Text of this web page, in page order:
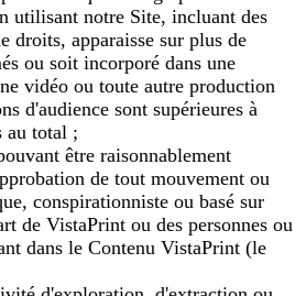
utilisant notre Site, incluant des
droits, apparaisse sur plus de
ou soit incorporé dans une
vidéo ou toute autre production
d'audience sont supérieures à
au total ;
être raisonnablement
de tout mouvement ou
conspirationniste ou basé sur
de VistaPrint ou des personnes ou
dans le Contenu VistaPrint (le